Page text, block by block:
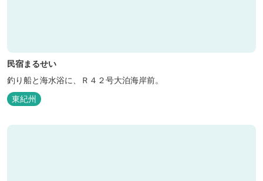
民宿まるせい
釣り船と海水浴に、Ｒ４２号大泊海岸前。
東紀州